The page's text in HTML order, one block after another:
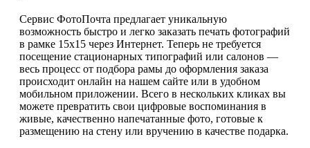
Сервис ФотоПочта предлагает уникальную
возможность быстро и легко заказать печать фотографий
в рамке 15х15 через Интернет. Теперь не требуется
посещение стационарных типографий или салонов —
весь процесс от подбора рамы до оформления заказа
происходит онлайн на нашем сайте или в удобном
мобильном приложении. Всего в нескольких кликах вы
можете превратить свои цифровые воспоминания в
живые, качественно напечатанные фото, готовые к
размещению на стену или вручению в качестве подарка.